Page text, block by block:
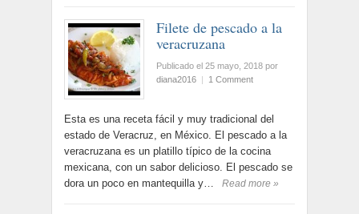
Filete de pescado a la
veracruzana
Publicado el 25 mayo, 2018 por
diana2016 | 1 Comment
Esta es una receta fácil y muy tradicional del
estado de Veracruz, en México. El pescado a la
veracruzana es un platillo típico de la cocina
mexicana, con un sabor delicioso. El pescado se
dora un poco en mantequilla y…
Read more »